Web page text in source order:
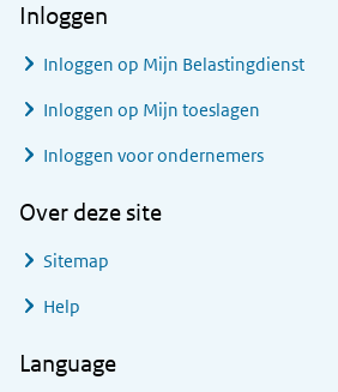
Inloggen
Inloggen op Mijn Belastingdienst
Inloggen op Mijn toeslagen
Inloggen voor ondernemers
Over deze site
Sitemap
Help
Language